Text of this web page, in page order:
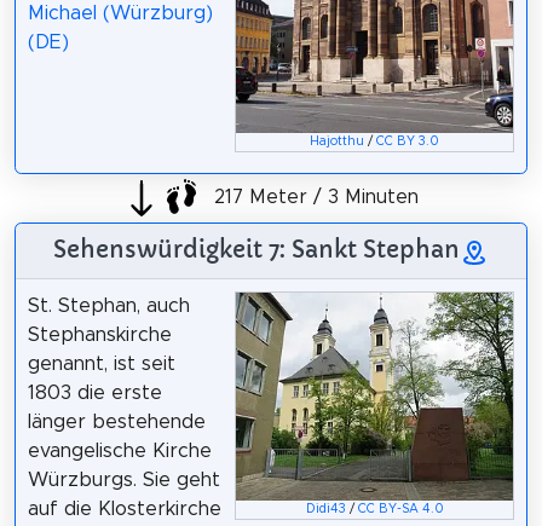
Hajotthu /CC BY 3.0
Michael (Würzburg)
(DE)
217 Meter / 3 Minuten
Sehenswürdigkeit 7: Sankt Stephan
Didi43 / CC BY-SA 4.0
St. Stephan, auch
Stephanskirche
genannt, ist seit
1803 die erste
länger bestehende
evangelische Kirche
Würzburgs. Sie geht
auf die Klosterkirche